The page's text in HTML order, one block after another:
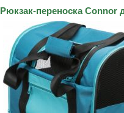
Рюкзак-переноска Connor